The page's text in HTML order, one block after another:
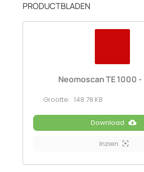
PRODUCTBLADEN
Neomoscan TE 1000 -
Grootte: 148.78 KB
Download
Inzien